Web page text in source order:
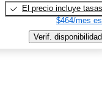
El precio incluye tasas
$464/mes
Verif. disponibilidad